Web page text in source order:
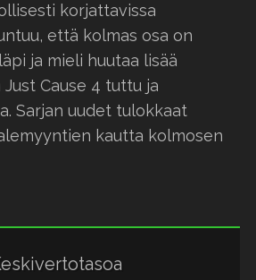
korjattavissa
että kolmas osa on
ja mieli huutaa lisää
Cause 4 tuttu ja
Sarjan uudet tulokkaat
kautta kolmosen